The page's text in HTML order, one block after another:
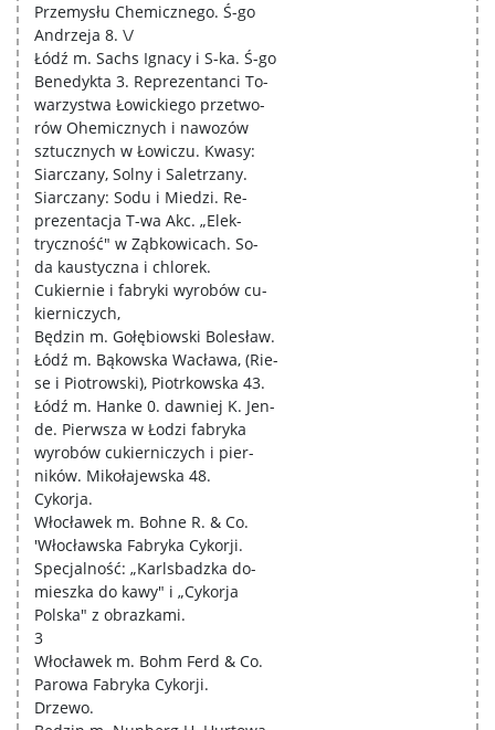
Przemysłu Chemicznego. Ś-go
Andrzeja 8. \/
Łódź m. Sachs Ignacy i S-ka. Ś-go
Benedykta 3. Reprezentanci To-
warzystwa Łowickiego przetwo-
rów Ohemicznych i nawozów
sztucznych w Łowiczu. Kwasy:
Siarczany, Solny i Saletrzany.
Siarczany: Sodu i Miedzi. Re-
prezentacja T-wa Akc. „Elek-
tryczność" w Ząbkowicach. So-
da kaustyczna i chlorek.
Cukiernie i fabryki wyrobów cu-
kierniczych,
Będzin m. Gołębiowski Bolesław.
Łódź m. Bąkowska Wacława, (Rie-
se i Piotrowski), Piotrkowska 43.
Łódź m. Hanke 0. dawniej K. Jen-
de. Pierwsza w Łodzi fabryka
wyrobów cukierniczych i pier-
ników. Mikołajewska 48.
Cykorja.
Włocławek m. Bohne R. & Co.
'Włocławska Fabryka Cykorji.
Specjalność: „Karlsbadzka do-
mieszka do kawy" i „Cykorja
Polska" z obrazkami.
3
Włocławek m. Bohm Ferd & Co.
Parowa Fabryka Cykorji.
Drzewo.